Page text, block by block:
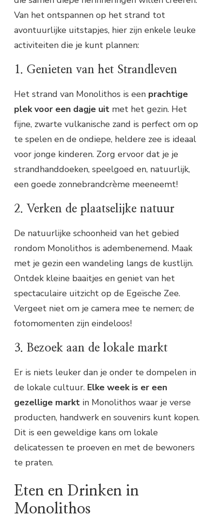
Van het ontspannen op het strand tot
avontuurlijke uitstapjes, hier zijn enkele leuke
activiteiten die je kunt plannen:
1. Genieten van het Strandleven
Het strand van Monolithos is een prachtige
plek voor een dagje uit met het gezin. Het
fijne, zwarte vulkanische zand is perfect om op
te spelen en de ondiepe, heldere zee is ideaal
voor jonge kinderen. Zorg ervoor dat je je
strandhanddoeken, speelgoed en, natuurlijk,
een goede zonnebrandcrème meeneemt!
2. Verken de plaatselijke natuur
De natuurlijke schoonheid van het gebied
rondom Monolithos is adembenemend. Maak
met je gezin een wandeling langs de kustlijn.
Ontdek kleine baaitjes en geniet van het
spectaculaire uitzicht op de Egeïsche Zee.
Vergeet niet om je camera mee te nemen; de
fotomomenten zijn eindeloos!
3. Bezoek aan de lokale markt
Er is niets leuker dan je onder te dompelen in
de lokale cultuur. Elke week is er een
gezellige markt in Monolithos waar je verse
producten, handwerk en souvenirs kunt kopen.
Dit is een geweldige kans om lokale
delicatessen te proeven en met de bewoners
te praten.
Eten en Drinken in
Monolithos